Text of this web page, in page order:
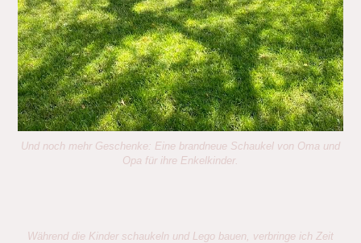
Und noch mehr Geschenke: Eine brandneue Schaukel von Oma und
Opa für ihre Enkelkinder.
Während die Kinder schaukeln und Lego bauen, verbringe ich Zeit